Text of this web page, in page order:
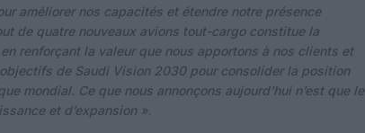
améliorer nos capacités et étendre notre présence
de quatre nouveaux avions tout-cargo constitue la
renforçant la valeur que nous apportons à nos clients et
de Saudi Vision 2030 pour consolider la position
mondial. Ce que nous annonçons aujourd’hui n’est que le
et d’expansion ».